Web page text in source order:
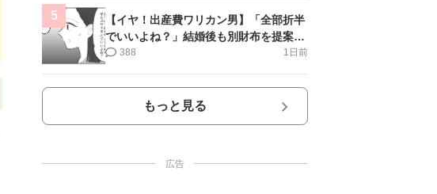
5
【イヤ！出産費ワリカン男】「全部折半
でいいよね？」結婚後も別財布を提案＜
第10話＞#4コマ母道場
1日前
388
もっと見る
広告